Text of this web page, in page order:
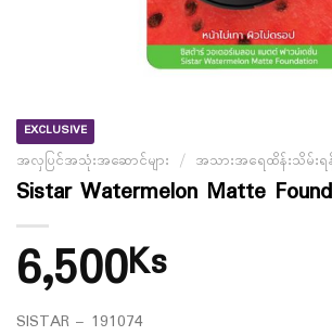
EXCLUSIVE
အလှပြင်အသုံးအဆောင်များ / အသားအရေထိန်းသိမ်းရန်
Sistar Watermelon Matte
6,500Ks
SISTAR – 191074